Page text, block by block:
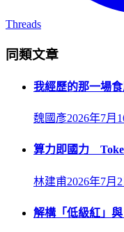
Threads
同類文章
我經歷的那一場
魏國彥2026年7月
算力即國力
林建甫2026年7月2
解構「低級紅」